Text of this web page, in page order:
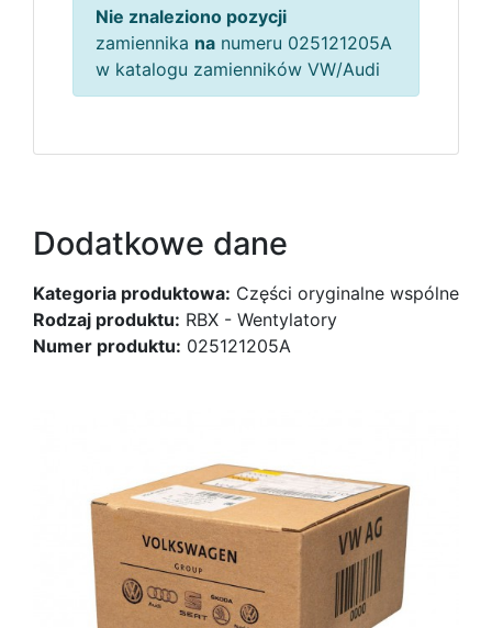
Nie znaleziono pozycji
zamiennika na numeru 025121205A
w katalogu zamienników VW/Audi
Dodatkowe dane
Kategoria produktowa: Części oryginalne wspólne
Rodzaj produktu: RBX - Wentylatory
Numer produktu: 025121205A